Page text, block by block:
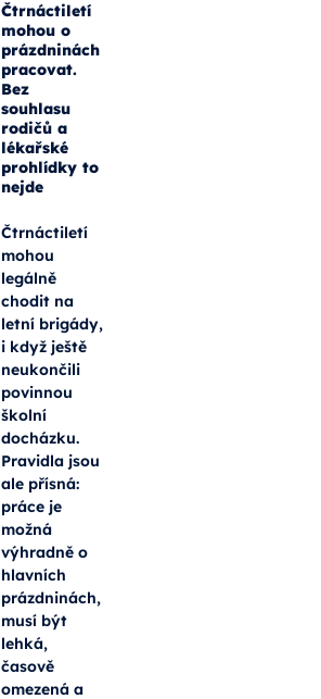
Čtrnáctiletí
mohou o
prázdninách
pracovat.
Bez
souhlasu
rodičů a
lékařské
prohlídky to
nejde
Čtrnáctiletí
mohou
legálně
chodit na
letní brigády,
i když ještě
neukončili
povinnou
školní
docházku.
Pravidla jsou
ale přísná:
práce je
možná
výhradně o
hlavních
prázdninách,
musí být
lehká,
časově
omezená a